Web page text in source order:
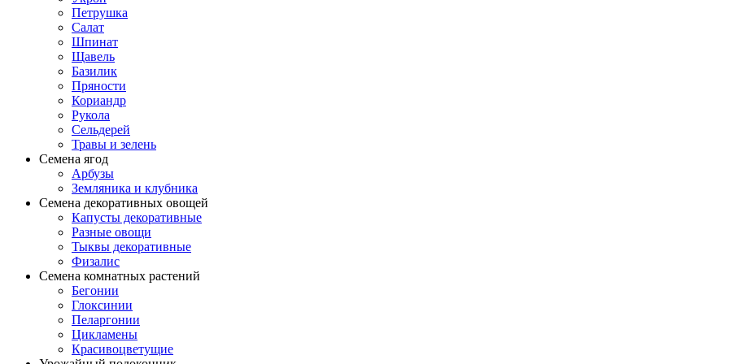
Петрушка
Салат
Шпинат
Щавель
Базилик
Пряности
Кориандр
Рукола
Сельдерей
Травы и зелень
Семена ягод
Арбузы
Земляника и клубника
Семена декоративных овощей
Капусты декоративные
Разные овощи
Тыквы декоративные
Физалис
Семена комнатных растений
Бегонии
Глоксинии
Пеларгонии
Цикламены
Красивоцветущие